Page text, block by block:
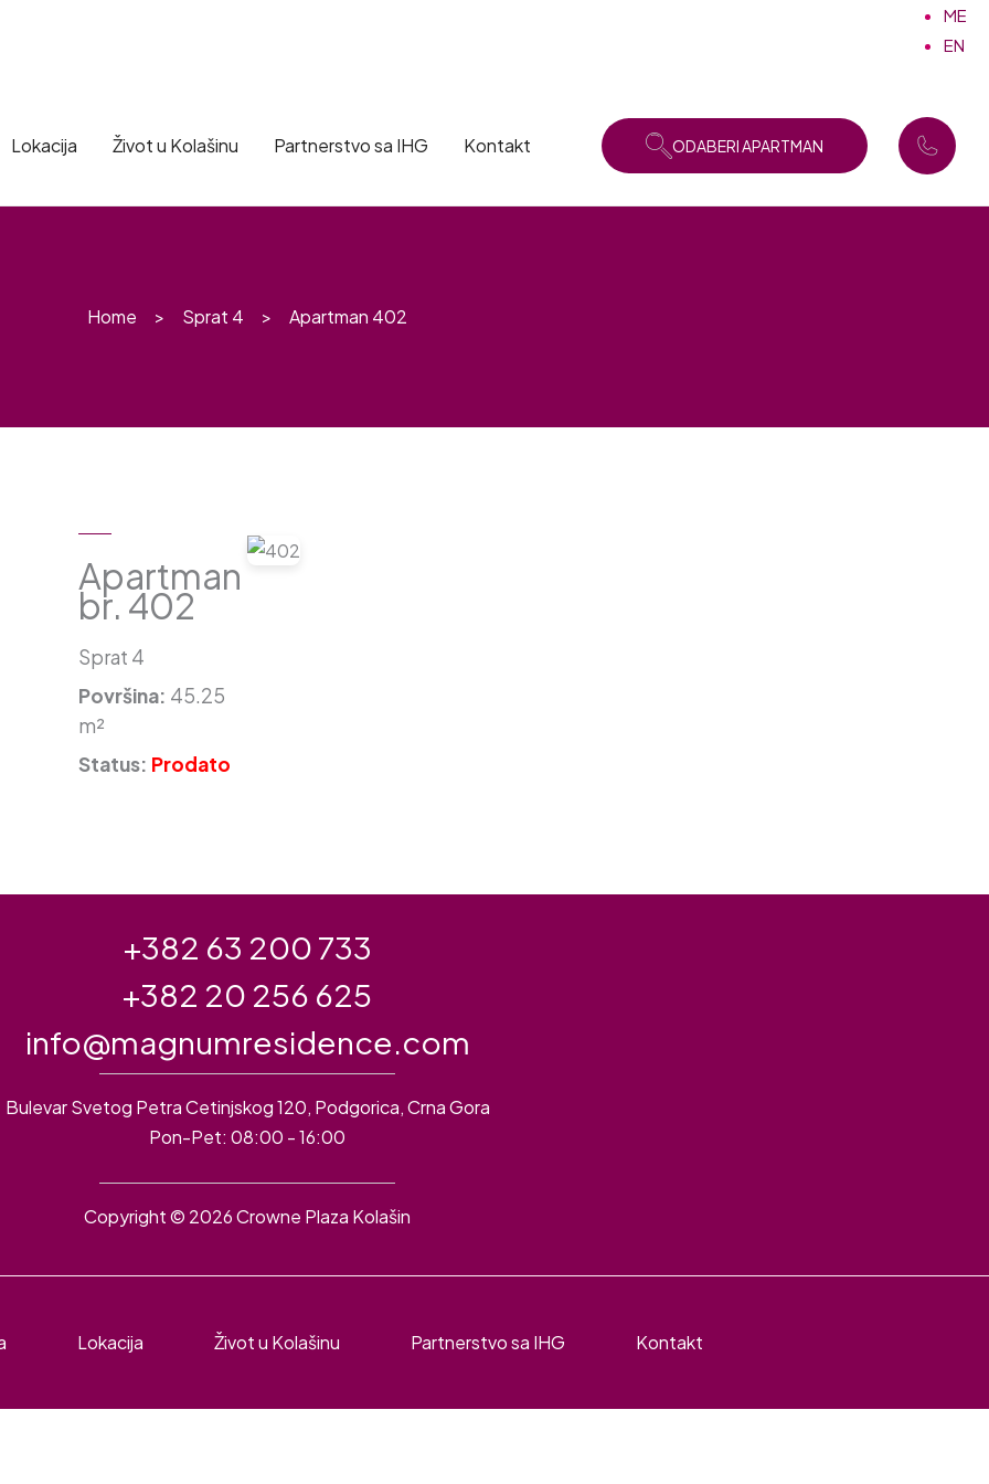
ME
EN
Lokacija Život u Kolašinu Partnerstvo sa IHG Kontakt ODABERI APARTMAN
Home Sprat 4 Apartman 402
Apartman
br. 402
Sprat 4
Površina: 45.25
m²
Status: Prodato
+382 63 200 733
+382 20 256 625
info@magnumresidence.com
Bulevar Svetog Petra Cetinjskog 120, Podgorica, Crna Gora
Pon-Pet: 08:00 - 16:00
Copyright © 2026 Crowne Plaza Kolašin
Lokacija Život u Kolašinu Partnerstvo sa IHG Kontakt